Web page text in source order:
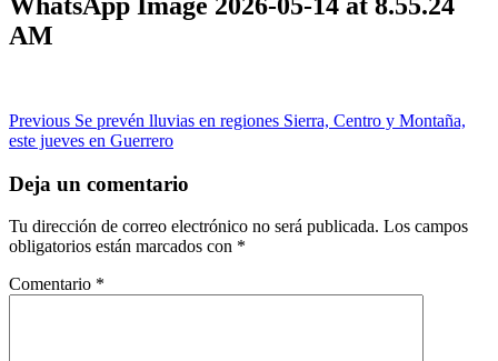
AM
Post
navigation
Previous Se prevén lluvias en regiones Sierra, Centro y Montaña,
este jueves en Guerrero
Deja un comentario
Tu dirección de correo electrónico no será publicada. Los campos
obligatorios están marcados con *
Comentario *